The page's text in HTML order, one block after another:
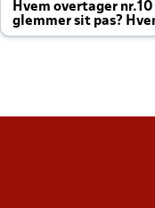
Hvem overtager
glemmer sit pas?
altid til efter kampe?